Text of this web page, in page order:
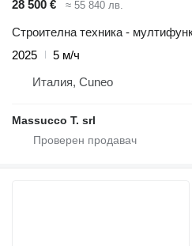
28 500 €
≈ 55 840 лв.
Строителна техника -
2025
5 м/ч
Италия, Cuneo
Massucco T. srl